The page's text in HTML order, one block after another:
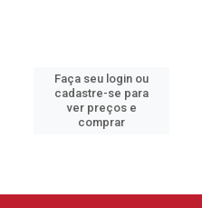
Faça seu login ou
cadastre-se para
ver preços e
comprar